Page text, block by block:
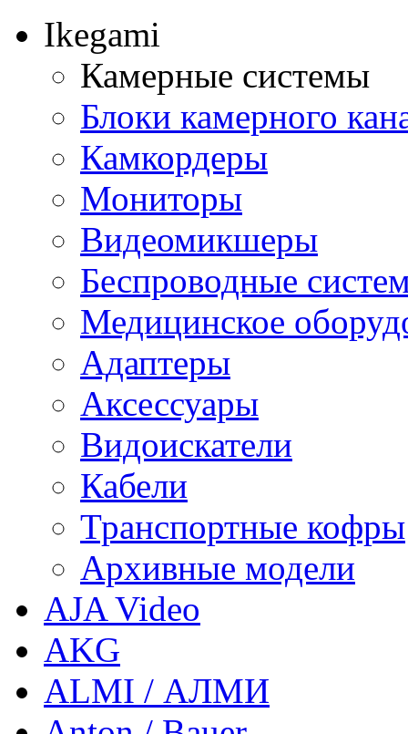
Ikegami
Камерные системы
Блоки камерного
Камкордеры
Мониторы
Видеомикшеры
Беспроводные
Медицинское
Адаптеры
Аксессуары
Видоискатели
Кабели
Транспортные кофры
Архивные модели
AJA Video
AKG
ALMI / АЛМИ